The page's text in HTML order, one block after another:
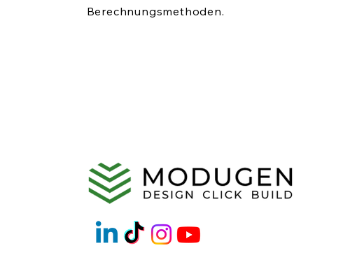
Berechnungsmethoden.